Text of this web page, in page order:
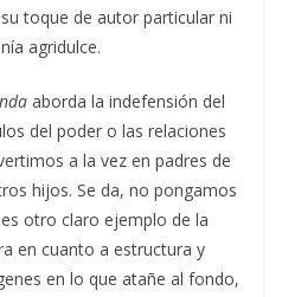
toque de autor particular ni
agridulce.
aborda la indefensión del
del poder o las relaciones
a la vez en padres de
hijos. Se da, no pongamos
otro claro ejemplo de la
en cuanto a estructura y
en lo que atañe al fondo,